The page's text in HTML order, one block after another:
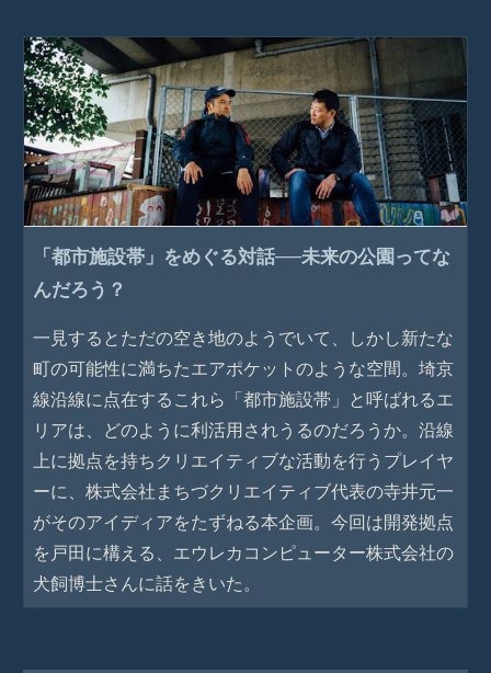
「都市施設帯」をめぐる対話──未来の公園ってな
んだろう？
一見するとただの空き地のようでいて、しかし新たな
町の可能性に満ちたエアポケットのような空間。埼京
線沿線に点在するこれら「都市施設帯」と呼ばれるエ
リアは、どのように利活用されうるのだろうか。沿線
上に拠点を持ちクリエイティブな活動を行うプレイヤ
ーに、株式会社まちづクリエイティブ代表の寺井元一
がそのアイディアをたずねる本企画。今回は開発拠点
を戸田に構える、エウレカコンピューター株式会社の
犬飼博士さんに話をきいた。